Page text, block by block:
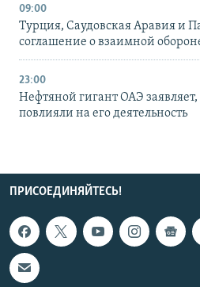
09:00
Турция, Саудовская Аравия и
соглашение о взаимной
23:00
Нефтяной гигант ОАЭ
повлияли на его деятельность
ПРИСОЕДИНЯЙТЕСЬ!